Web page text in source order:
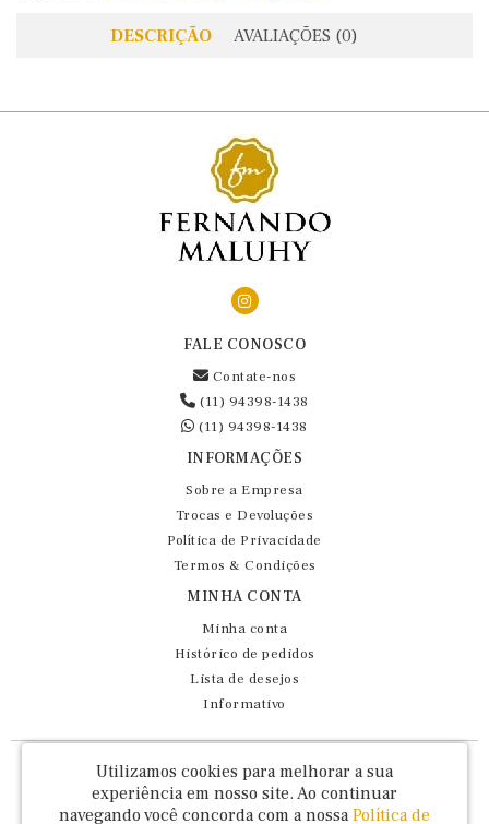
DESCRIÇÃO AVALIAÇÕES (0)
FALE CONOSCO
Contate-nos
(11) 94398-1438
(11) 94398-1438
INFORMAÇÕES
Sobre a Empresa
Trocas e Devoluções
Política de Privacidade
Termos & Condições
MINHA CONTA
Minha conta
Histórico de pedidos
Lista de desejos
Informativo
Fernando Maluhy Cia Ltda - CNPJ: 60.458.825/0001-86
Rua Dr Euclydes da Cunha, 47 - Brás - São Paulo / SP - CEP 03016-030
Utilizamos cookies para melhorar a sua
experiência em nosso site. Ao continuar
navegando você concorda com a nossa Política de